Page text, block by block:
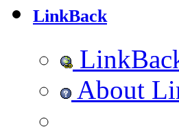
LinkBack
About